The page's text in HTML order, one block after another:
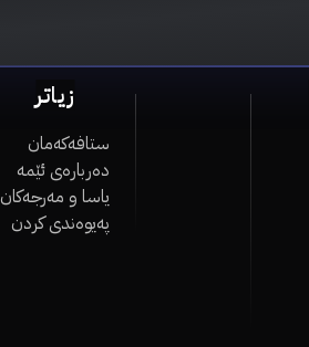
زیاتر
ستافەکەمان
دەربارەی ئێمە
یاسا و مەرجەکان
پەیوەندی کردن